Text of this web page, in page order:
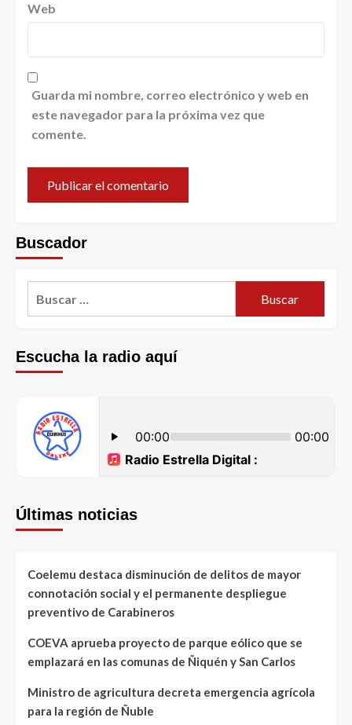
Web
Guarda mi nombre, correo electrónico y web en
este navegador para la próxima vez que
comente.
Buscador
Escucha la radio aquí
Últimas noticias
Coelemu destaca disminución de delitos de mayor
connotación social y el permanente despliegue
preventivo de Carabineros
COEVA aprueba proyecto de parque eólico que se
emplazará en las comunas de Ñiquén y San Carlos
Ministro de agricultura decreta emergencia agrícola
para la región de Ñuble